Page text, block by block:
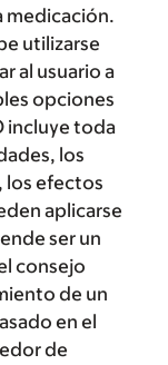
medicación.
utilizarse
al usuario a
opciones
incluye toda
los
los efectos
aplicarse
ser un
consejo
de un
en el
de